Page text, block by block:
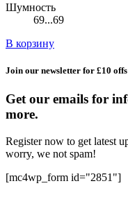
Шумность
69...69
В корзину
Join our newsletter for £10 offs
Get our emails for
more.
Register now to get latest
worry, we not spam!
[mc4wp_form id="2851"]